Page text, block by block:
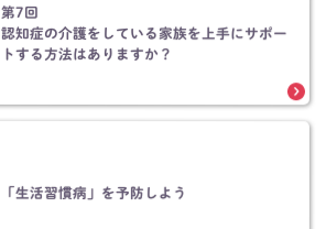
第7回
認知症の介護をしている家族を上手にサポー
トする方法はありますか？
「生活習慣病」を予防しよう